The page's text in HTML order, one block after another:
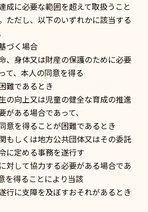
成に必要な範囲を超えて取扱うこと
ただし、以下のいずれかに該当する
づく場合
、身体又は財産の保護のために必要
て、本人の同意を得る
あるとき
の向上又は児童の健全な育成の推進
がある場合であって、
得ることが困難であるとき
もしくは地方公共団体又はその委託
に定める事務を遂行す
て協力する必要がある場合であ
を得ることにより当該
支障を及ぼすおそれがあるとき